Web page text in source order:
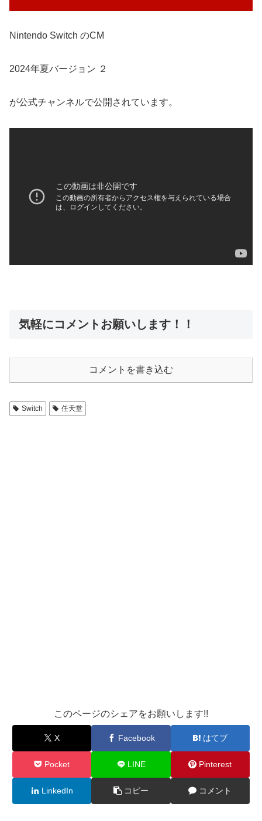
Nintendo Switch のCM
2024年夏バージョン ２
が公式チャンネルで公開されています。
気軽にコメントお願いします！！
コメントを書き込む
Switch 任天堂
このページのシェアをお願いします!!
X Facebook はてブ
Pocket LINE Pinterest
LinkedIn コピー コメント